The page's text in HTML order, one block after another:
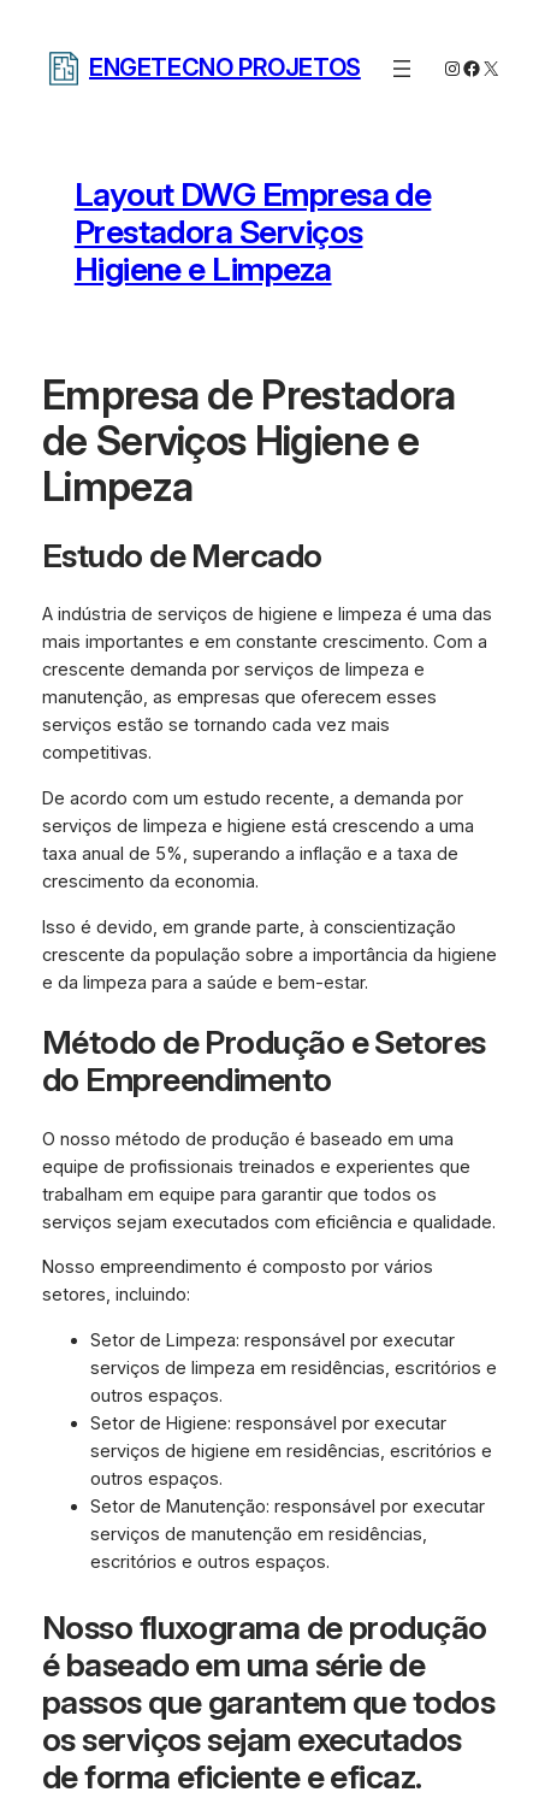
ENGETECNO PROJETOS Instagram
X
Layout DWG Empresa de
Prestadora Serviços
Higiene e Limpeza
Empresa de Prestadora
de Serviços Higiene e
Limpeza
Estudo de Mercado
A indústria de serviços de higiene e limpeza é uma das
mais importantes e em constante crescimento. Com a
crescente demanda por serviços de limpeza e
manutenção, as empresas que oferecem esses
serviços estão se tornando cada vez mais
competitivas.
De acordo com um estudo recente, a demanda por
serviços de limpeza e higiene está crescendo a uma
taxa anual de 5%, superando a inflação e a taxa de
crescimento da economia.
Isso é devido, em grande parte, à conscientização
crescente da população sobre a importância da higiene
e da limpeza para a saúde e bem-estar.
Método de Produção e Setores
do Empreendimento
O nosso método de produção é baseado em uma
equipe de profissionais treinados e experientes que
trabalham em equipe para garantir que todos os
serviços sejam executados com eficiência e qualidade.
Nosso empreendimento é composto por vários
setores, incluindo:
Setor de Limpeza: responsável por executar
serviços de limpeza em residências, escritórios e
outros espaços.
Setor de Higiene: responsável por executar
serviços de higiene em residências, escritórios e
outros espaços.
Setor de Manutenção: responsável por executar
serviços de manutenção em residências,
escritórios e outros espaços.
Nosso fluxograma de produção
é baseado em uma série de
passos que garantem que todos
os serviços sejam executados
de forma eficiente e eficaz.